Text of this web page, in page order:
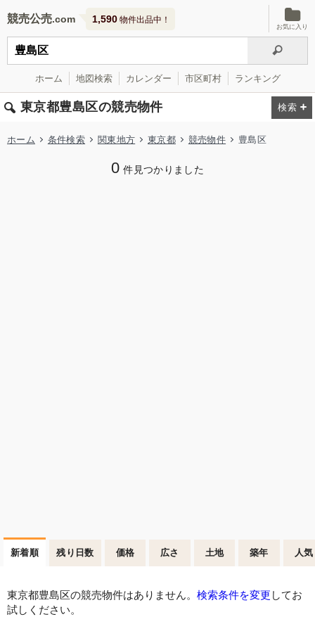
競売公売 1,590 物件出品中！
お気に入り
ホーム 地図検索 カレンダー 市区町村 ランキング
東京都豊島区の競売物件
ホーム 条件検索 関東地方 東京都 競売物件 豊島区
0 件見つかりました
新着順 残り日数 価格 広さ 土地 築年 人気
東京都豊島区の競売物件はありません。 検索条件を変更 してお
試しください。